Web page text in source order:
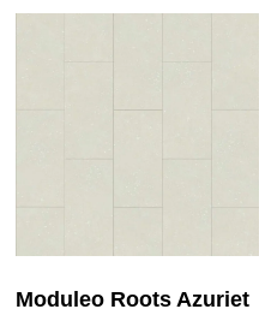
Moduleo Roots Azuriet